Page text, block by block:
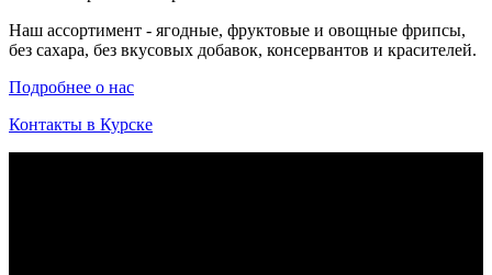
Наш ассортимент - ягодные, фруктовые и овощные фрипсы,
без сахара, без вкусовых добавок, консервантов и красителей.
Подробнее о нас
Контакты в Курске